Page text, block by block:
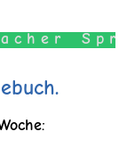
c h e r S p r